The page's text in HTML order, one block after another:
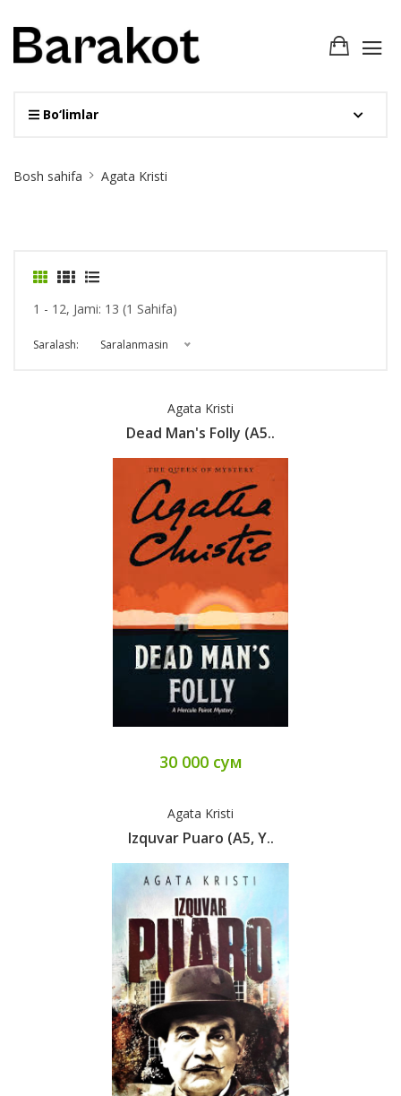
Bo‘limlar
Breadcrumb
Bosh sahifa Agata Kristi
1 - 12, Jami: 13 (1 Sahifa)
Saralash: Saralanmasin
Agata Kristi
Dead Man's Folly (A5..
30 000 сум
Agata Kristi
Izquvar Puaro (А5, Y..